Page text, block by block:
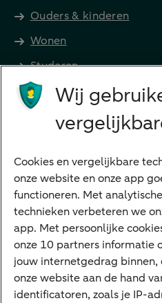
Ouders & kinderen
Wonen
Studeren
Preferred Banking
Digitale diensten
Internet Bankieren
ABN AMRO app
Tikkie
Apple Pay
Google Pay
Wij
Cookies en vergelijkbare
onze website en onze app
functioneren. Met
technieken verbeteren we
app. Met persoonlijke
onze 10 partners informatie
jouw internetgedrag
onze website aan de hand
identificatoren, zoals je IP-